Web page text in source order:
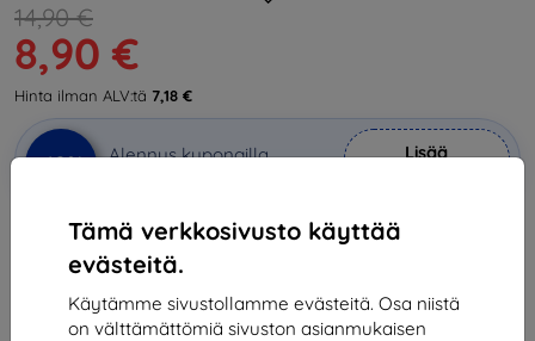
Tämä verkkosivusto käyttää
evästeitä.
Käytämme sivustollamme evästeitä. Osa niistä
on välttämättömiä sivuston asianmukaisen
14,90 €
8,90 €
Hinta ilman ALV:tä 7,18 €
-10%
Alennus kupongilla
Lisää
Viimeinen kappale varastossa
- +